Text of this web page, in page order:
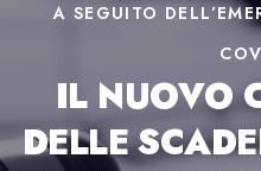
A SEGUITO
IL NUOVO
DELLE